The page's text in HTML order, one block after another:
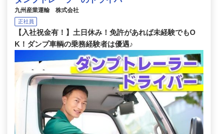
九州産業運輸 株式会社
正社員
【入社祝金有！】土日休み！免許があれば未経験でもO
K！ダンプ車輌の乗務経験者は優遇♪